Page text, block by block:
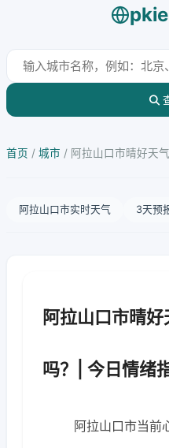
首页 / 城市 / 阿拉山口市晴好天
阿拉山口市实时天气 3天预
阿拉山口市晴
吗？| 今日情绪
阿拉山口市当前